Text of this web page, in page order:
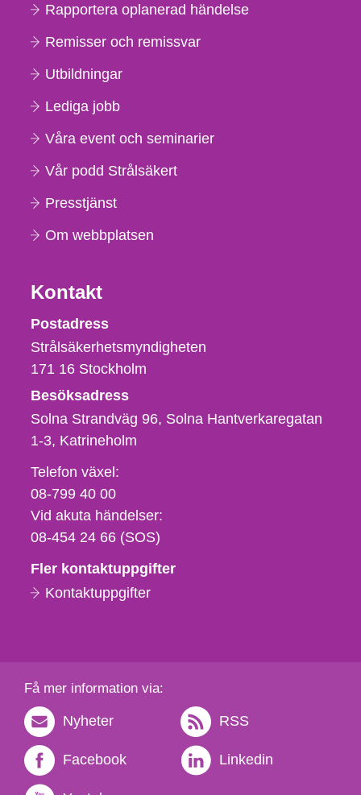
Rapportera oplanerad händelse
Remisser och remissvar
Utbildningar
Lediga jobb
Våra event och seminarier
Vår podd Strålsäkert
Presstjänst
Om webbplatsen
Kontakt
Strålsäkerhetsmyndigheten
Postadress
Strålsäkerhetsmyndigheten
171 16 Stockholm
Besöksadress
Solna Strandväg 96, Solna Hantverkaregatan
1-3 Katrineholm
Telefon,
fax
och
e-
Telefon växel:
08-799 40 00
Vid akuta händelser:
08-454 24 66 (SOS)
Fler kontaktuppgifter
Kontaktuppgifter
Få mer information via:
Nyheter RSS
Facebook Linkedin